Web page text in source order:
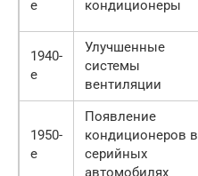
е
кондиционеры
1940-
е
Улучшенные
системы
вентиляции
1950-
е
Появление
кондиционеров в
серийных
автомобилях